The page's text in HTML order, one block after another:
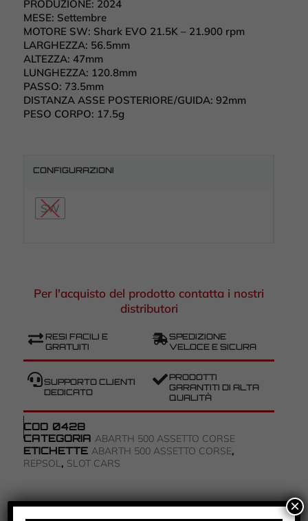
PRODUZIONE: 2024
MESE: Settembre
MOTORE SW: Shark EVO 21.5K – 21.900 rpm
LARGHEZZA: 56.5mm
ALTEZZA: 47mm
LUNGHEZZA: 120.8mm
PASSO: 73.5mm
DISTANZA ASSE POSTERIORE/GUIDA: 92mm
PESO CORPO: 17.5g
CONFIGURAZIONI
SW
Per l'acquisto del prodotto contatta i nostri
distributori
RESI FACILI E
GRATUITI
SPEDIZIONE
VELOCE E SICURA
SUPPORTO CLIENTI
DEDICATO
PRODOTTI
GARANTITI DI ALTA
QUALITÀ
COD 0428
CATEGORIA ABARTH 500 ASSETTO CORSE
ETICHETTE ABARTH 500 ASSETTO CORSE,
REPSOL, SLOT CARS
×